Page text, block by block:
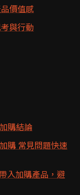
價值感
與行動
購結論
購 常見問題快速
入加購產品，避